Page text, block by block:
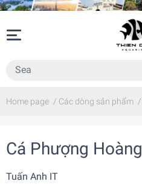
Home page / Các dòng sản phẩm /
Cá Phượng Hoàng
Tuấn Anh IT